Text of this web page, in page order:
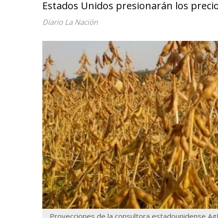
Estados Unidos presionarán los
Diario La Nación
Proyecciones de la consultora estadounidense